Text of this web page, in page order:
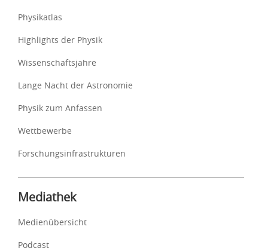
Physikatlas
Highlights der Physik
Wissenschaftsjahre
Lange Nacht der Astronomie
Physik zum Anfassen
Wettbewerbe
Forschungsinfrastrukturen
Mediathek
Medienübersicht
Podcast